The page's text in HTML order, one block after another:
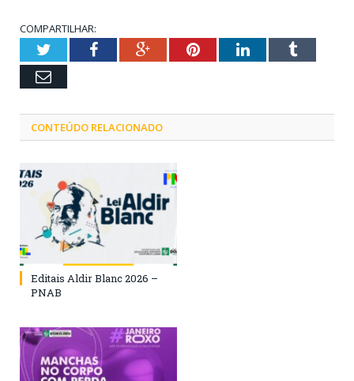
COMPARTILHAR:
TwitterFacebookGoogle+PinterestLinkedInTumblr
Email
CONTEÚDO RELACIONADO
Editais Aldir Blanc 2026 –
PNAB